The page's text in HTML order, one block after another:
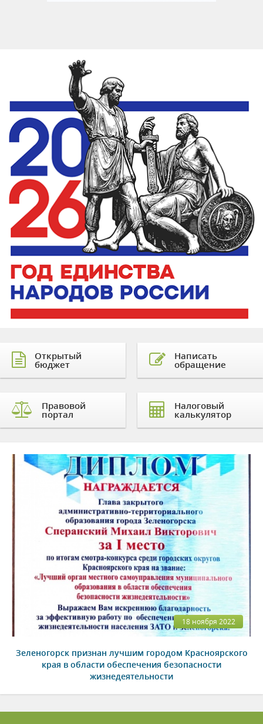
Открытый
бюджет
Правовой
портал
Написать
обращение
Налоговый
калькулятор
18 ноября 2022
Зеленогорск признан лучшим городом Красноярского
края в области обеспечения безопасности
жизнедеятельности